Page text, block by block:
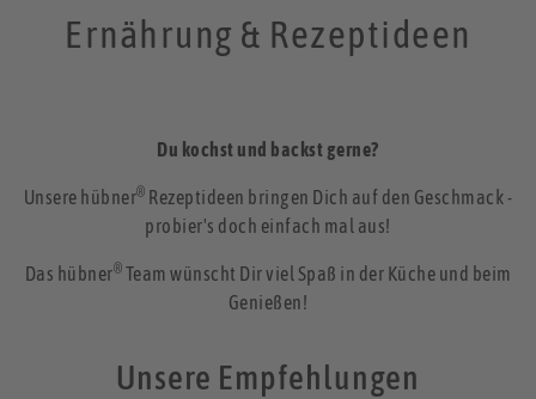
Ernährung & Rezeptideen
Du kochst und backst gerne?
Unsere hübner® Rezeptideen bringen Dich auf den Geschmack -
probier's doch einfach mal aus!
Das hübner® Team wünscht Dir viel Spaß in der Küche und beim
Genießen!
Unsere Empfehlungen